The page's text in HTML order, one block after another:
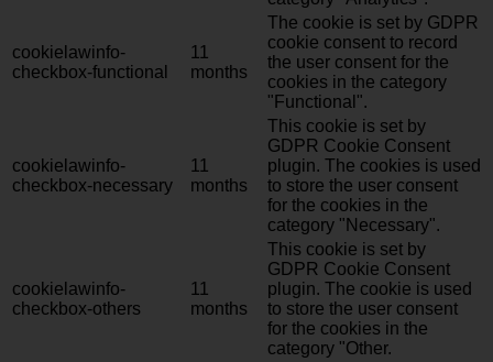
cookielawinfo-
checkbox-functional
11
months
The cookie is set by GDPR
cookie consent to record
the user consent for the
cookies in the category
"Functional".
cookielawinfo-
checkbox-necessary
11
months
This cookie is set by
GDPR Cookie Consent
plugin. The cookies is used
to store the user consent
for the cookies in the
category "Necessary".
cookielawinfo-
checkbox-others
11
months
This cookie is set by
GDPR Cookie Consent
plugin. The cookie is used
to store the user consent
for the cookies in the
category "Other.